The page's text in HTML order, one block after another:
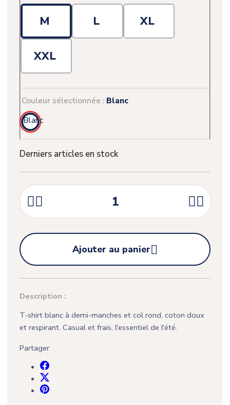
M L XL
XXL
Couleur sélectionnée : Blanc
Blanc
Derniers articles en stock
 

Ajouter au panier
Description :
T-shirt blanc à demi-manches et col rond, coton doux
et respirant. Casual et frais, l'essentiel de l'été.
Partager